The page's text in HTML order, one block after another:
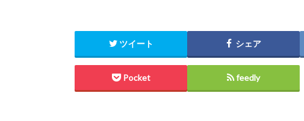
ツイート シェア
Pocket feedly